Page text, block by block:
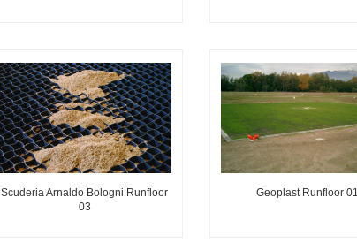
Scuderia Arnaldo Bologni Runfloor
03
Geoplast Runfloor 01